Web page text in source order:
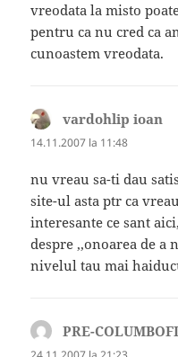
vreodata la misto
pentru ca nu cred ca
cunoastem vreodata.
vardohlip ioan
14.11.2007 la 11:48
nu vreau sa-ti dau
site-ul asta ptr ca
interesante ce sant
despre ,,onoarea de a
nivelul tau mai
PRE-